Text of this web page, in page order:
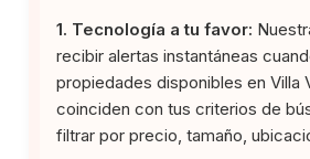
1. Tecnología a tu favor:
recibir alertas instantáneas
propiedades disponibles en Villa
coinciden con tus criterios de
filtrar por precio, tamaño,